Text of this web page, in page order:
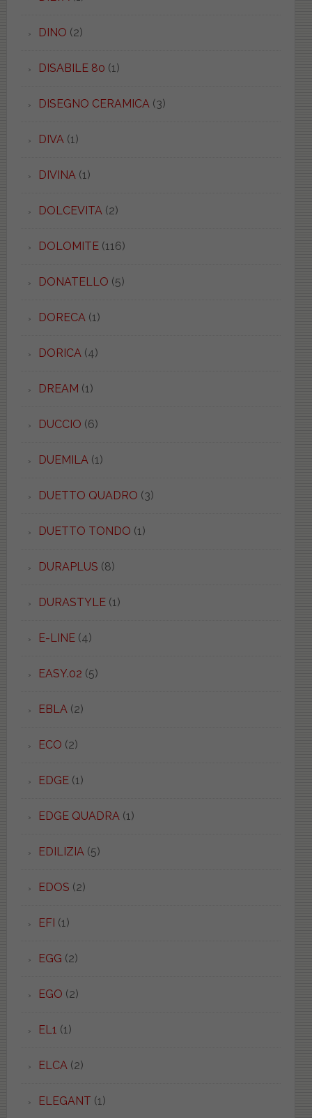
DINO (2)
DISABILE 80 (1)
DISEGNO CERAMICA (3)
DIVA (1)
DIVINA (1)
DOLCEVITA (2)
DOLOMITE(116)
DONATELLO (5)
DORECA (1)
DORICA (4)
DREAM (1)
DUCCIO (6)
DUEMILA (1)
DUETTO QUADRO (3)
DUETTO TONDO (1)
DURAPLUS (8)
DURASTYLE(1)
E-LINE(4)
EASY.02 (5)
EBLA (2)
ECO (2)
EDGE(1)
EDGE QUADRA (1)
EDILIZIA (5)
EDOS (2)
EFI (1)
EGG (2)
EGO (2)
EL1 (1)
ELCA (2)
ELEGANT (1)